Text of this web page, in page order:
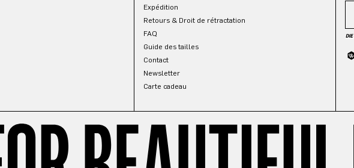
Expédition
Retours & Droit de rétractation
FAQ
Guide des tailles
Contact
Newsletter
Carte cadeau